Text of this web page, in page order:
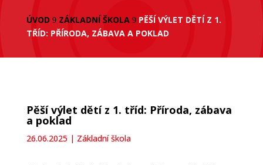
ÚVOD 9 ZÁKLADNÍ ŠKOLA 9 PĚŠÍ VÝLET DĚTÍ Z 1.
TŘÍD: PŘÍRODA, ZÁBAVA A POKLAD
Pěší výlet dětí z 1. tříd: Příroda, zábava
a poklad
26.06.2025 | Základní škola